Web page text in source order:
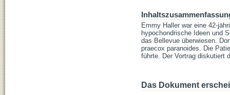
Emmy Haller war eine 42-
hypochondrische Ideen und
das Bellevue überwiesen.
praecox paranoides. Die
führte. Der Vortrag diskutiert
Das Dokument